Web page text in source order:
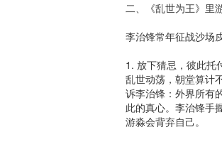
二、《乱世为王》里
李治锋常年征战沙场
1. 放下猜忌，彼此托
乱世动荡，朝堂算计
诉李治锋：外界所有
此的真心。李治锋手
游淼会背弃自己。